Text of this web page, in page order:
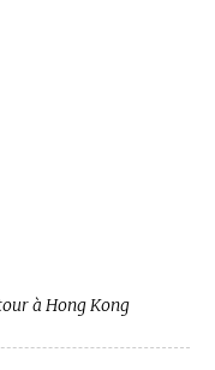
à Hong Kong